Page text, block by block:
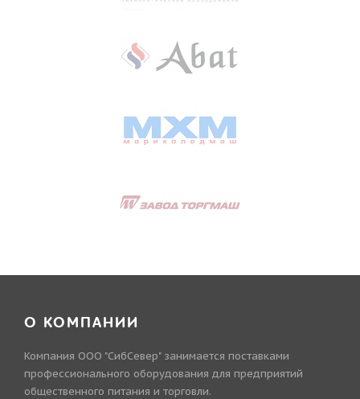
О КОМПАНИИ
Компания ООО "СибСевер" занимается поставками
профессионального оборудования для предприятий
общественного питания и торговли.